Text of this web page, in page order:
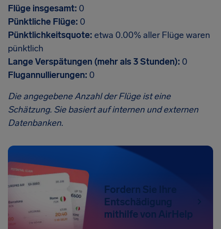
Flüge insgesamt: 0
Pünktliche Flüge: 0
Pünktlichkeitsquote: etwa 0.00% aller Flüge waren
pünktlich
Lange Verspätungen (mehr als 3 Stunden): 0
Flugannullierungen: 0
Die angegebene Anzahl der Flüge ist eine
Schätzung. Sie basiert auf internen und externen
Datenbanken.
Fordern Sie Ihre
Entschädigung
mithilfe von AirHelp